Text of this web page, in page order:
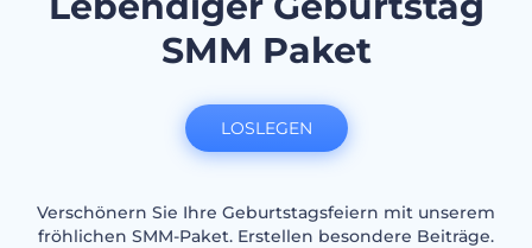
SMM Paket
Verschönern Sie Ihre Geburtstagsfeiern mit unserem
fröhlichen SMM-Paket. Erstellen besondere Beiträge.
LOSLEGEN